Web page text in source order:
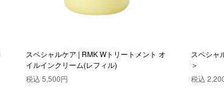
スペシャルケア | RMK Wトリートメント オ
イルインクリーム(レフィル)
税込 5,500円
スペシャ
＞
税込